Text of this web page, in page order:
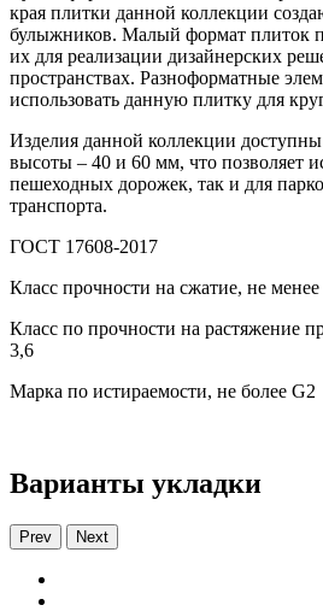
края плитки данной коллекции
булыжников. Малый формат плиток
их для реализации дизайнерских
пространствах. Разноформатные
использовать данную плитку для
Изделия данной коллекции
высоты – 40 и 60 мм, что позволяет
пешеходных дорожек, так и для
транспорта.
ГОСТ 17608-2017
Класс прочности на сжатие, не
Класс по прочности на растяжение
3,6
Марка по истираемости, не более G2
Варианты укладки
Prev Next